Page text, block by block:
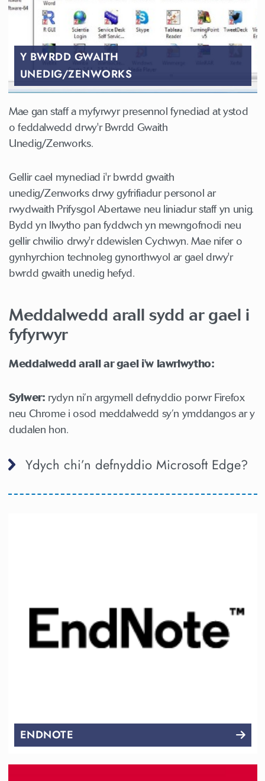
Y BWRDD GWAITH
UNEDIG/ZENWORKS
Mae gan staff a myfyrwyr presennol fynediad at ystod
o feddalwedd drwy'r Bwrdd Gwaith
Unedig/Zenworks.
Gellir cael mynediad i'r bwrdd gwaith
unedig/Zenworks drwy gyfrifiadur personol ar
rwydwaith Prifysgol Abertawe neu liniadur staff yn unig.
Bydd yn llwytho pan fyddwch yn mewngofnodi neu
gellir chwilio drwy'r ddewislen Cychwyn. Mae nifer o
gynhyrchion technoleg gynorthwyol ar gael drwy'r
bwrdd gwaith unedig hefyd.
Meddalwedd arall sydd ar gael i
fyfyrwyr
Meddalwedd arall ar gael i'w lawrlwytho:
Sylwer: rydyn ni’n argymell defnyddio porwr Firefox
neu Chrome i osod meddalwedd sy’n ymddangos ar y
dudalen hon.
Ydych chi’n defnyddio Microsoft Edge?
ENDNOTE